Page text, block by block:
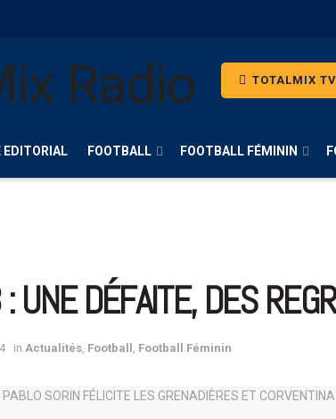
TOTALMIX
EDITORIAL FOOTBALL FOOTBALL FÉMININ
DÉFAITE, DES
in Actualités Football Football Féminin